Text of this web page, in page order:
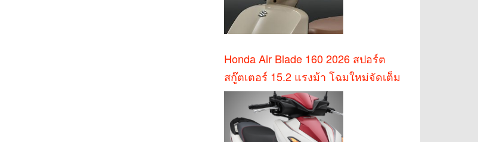
Honda Air Blade 160 2026 สปอร์ต
สกู๊ตเตอร์ 15.2 แรงม้า โฉมใหม่จัดเต็ม